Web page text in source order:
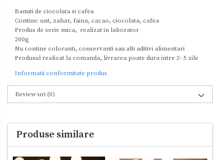
Banuti de ciocolata si cafea
Contine: unt, zahar, faina, cacao, ciocolata, cafea
Produs de serie mica, realizat in laborator
200g
Nu contine coloranti, conservanti sau alti aditivi alimentari
Produsul realizat la comanda, livrarea poate dura intre 2- 5 zile
Informatii conformitate produs
Review-uri(0)
Produse similare